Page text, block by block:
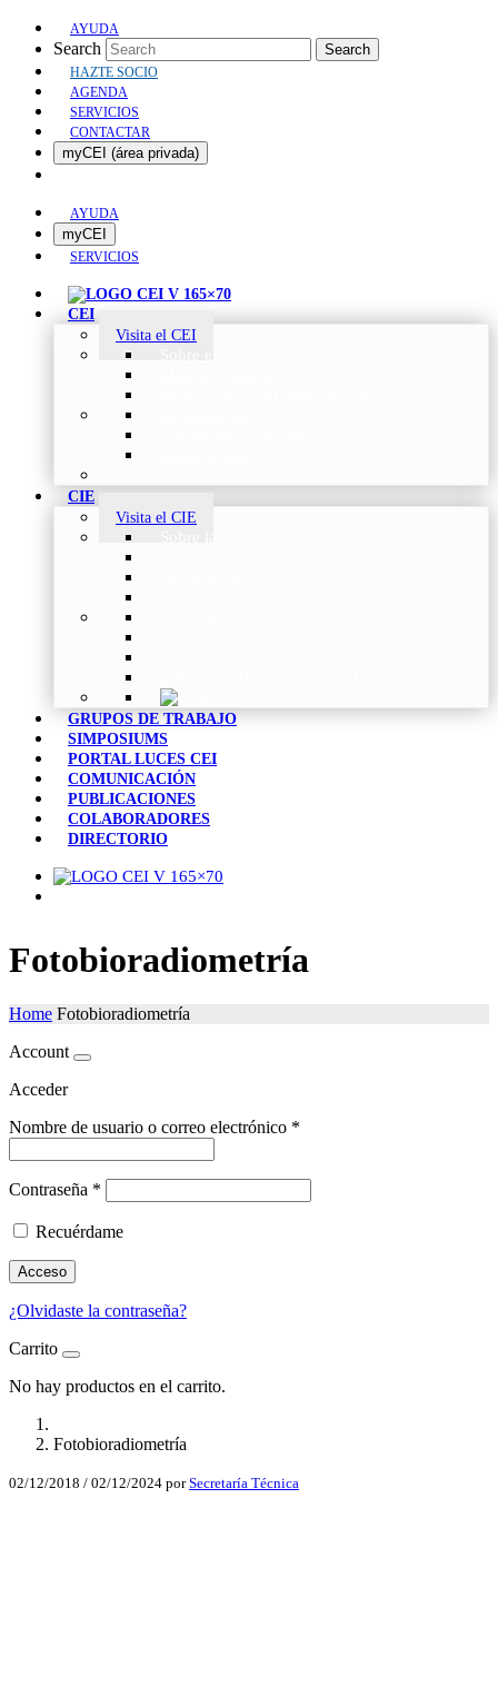
AYUDA
Search Search
HAZTE SOCIO
AGENDA
SERVICIOS
CONTACTAR
myCEI (área privada)
AYUDA
myCEI
SERVICIOS
CEI
Visita el CEI
CIE
Visita el CIE
GRUPOS DE TRABAJO
SIMPOSIUMS
PORTAL LUCES CEI
COMUNICACIÓN
PUBLICACIONES
COLABORADORES
DIRECTORIO
Fotobioradiometría
Home Fotobioradiometría
Account
Acceder
Nombre de usuario o correo electrónico *
Contraseña *
Recuérdame
Acceso
¿Olvidaste la contraseña?
Carrito
No hay productos en el carrito.
Fotobioradiometría
02/12/2018 / 02/12/2024 porSecretaría Técnica